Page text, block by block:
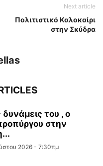
Next article
Πολιτιστικό Καλοκαίρι
στην Σκύδρα
δυνάμεις του , ο
στην
2026 - 7:30πμ